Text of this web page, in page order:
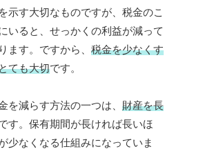
示す大切なものですが、税金のこ
いると、せっかくの利益が減って
ます。ですから、 税金を少なくす
ても大切です。
を減らす方法の一つは、 財産を長
す。保有期間が長ければ長いほ
少なくなる仕組みになっていま